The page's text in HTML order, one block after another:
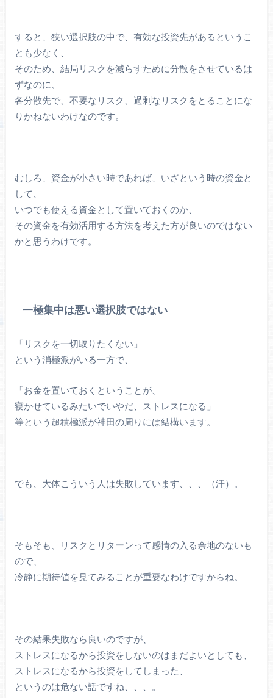
すると、狭い選択肢の中で、有効な投資先があるというこ
とも少なく、
そのため、結局リスクを減らすために分散をさせているは
ずなのに、
各分散先で、不要なリスク、過剰なリスクをとることにな
りかねないわけなのです。
むしろ、資金が小さい時であれば、いざという時の資金と
して、
いつでも使える資金として置いておくのか、
その資金を有効活用する方法を考えた方が良いのではない
かと思うわけです。
一極集中は悪い選択肢ではない
「リスクを一切取りたくない」
という消極派がいる一方で、
「お金を置いておくということが、
寝かせているみたいでいやだ、ストレスになる」
等という超積極派が神田の周りには結構います。
でも、大体こういう人は失敗しています、、、（汗）。
そもそも、リスクとリターンって感情の入る余地のないも
ので、
冷静に期待値を見てみることが重要なわけですからね。
その結果失敗なら良いのですが、
ストレスになるから投資をしないのはまだよいとしても、
ストレスになるから投資をしてしまった、
というのは危ない話ですね、、、。